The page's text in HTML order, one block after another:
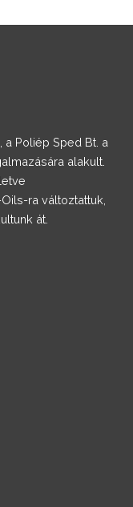
Poliép Sped Bt. a
alakult.
ra változtattuk,
át.